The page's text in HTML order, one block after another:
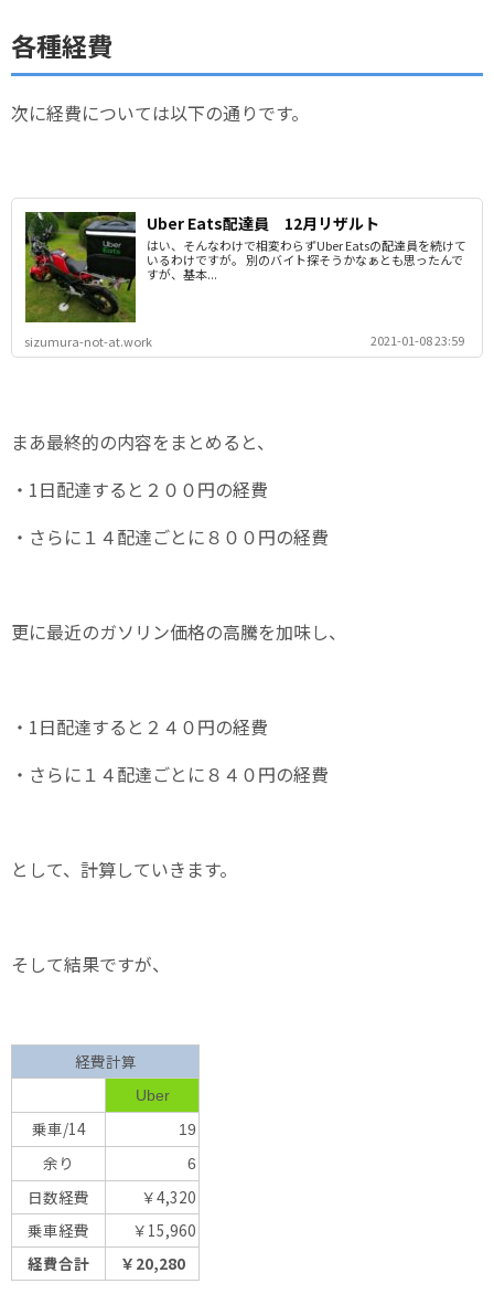
各種経費
次に経費については以下の通りです。
Uber Eats配達員 12月リザルト
はい、そんなわけで相変わらずUber Eatsの配達員を続けて
いるわけですが。 別のバイト探そうかなぁとも思ったんで
すが、基本...
sizumura-not-at.work 2021-01-08 23:59
まあ最終的の内容をまとめると、
・1日配達すると２００円の経費
・さらに１４配達ごとに８００円の経費
更に最近のガソリン価格の高騰を加味し、
・1日配達すると２４０円の経費
・さらに１４配達ごとに８４０円の経費
として、計算していきます。
そして結果ですが、
経費計算
Uber
乗車/14 19
余り 6
日数経費
￥4,320
乗車経費
￥15,960
経費合計
￥20,280